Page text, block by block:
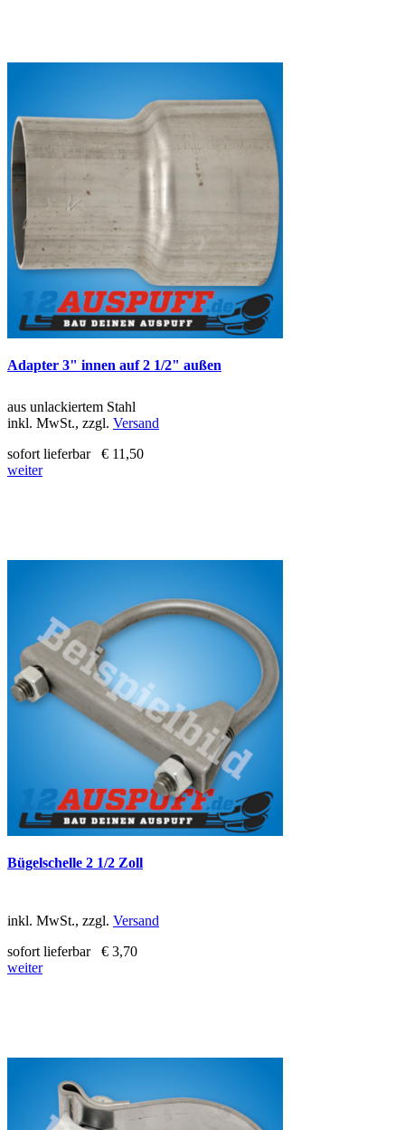
Adapter 3" innen auf 2 1/2" außen
aus unlackiertem Stahl
inkl. MwSt., zzgl. Versand
sofort lieferbar
€ 11,50
weiter
Bügelschelle 2 1/2 Zoll
inkl. MwSt., zzgl. Versand
sofort lieferbar
€ 3,70
weiter